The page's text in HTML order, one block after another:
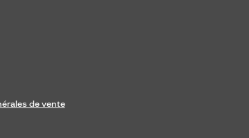
de vente